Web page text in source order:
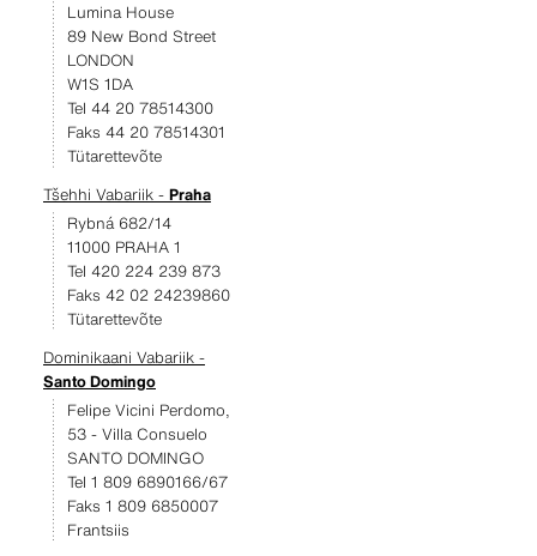
Lumina House
89 New Bond Street
LONDON
W1S 1DA
Tel 44 20 78514300
Faks 44 20 78514301
Tütarettevõte
Tšehhi Vabariik - Praha
Rybná 682/14
11000 PRAHA 1
Tel 420 224 239 873
Faks 42 02 24239860
Tütarettevõte
Dominikaani Vabariik -
Santo Domingo
Felipe Vicini Perdomo,
53 - Villa Consuelo
SANTO DOMINGO
Tel 1 809 6890166/67
Faks 1 809 6850007
Frantsiis